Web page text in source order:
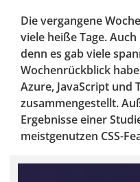
Die vergangene
viele heiße Tage.
denn es gab viele
Wochenrückblick
Azure, JavaScript und
zusammengestellt.
Ergebnisse einer
meistgenutzen CSS-